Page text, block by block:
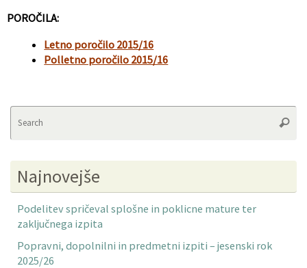
POROČILA:
Letno poročilo 2015/16
Polletno poročilo 2015/16
Najnovejše
Podelitev spričeval splošne in poklicne mature ter
zaključnega izpita
Popravni, dopolnilni in predmetni izpiti – jesenski rok
2025/26